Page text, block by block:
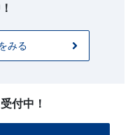
みる
付中！